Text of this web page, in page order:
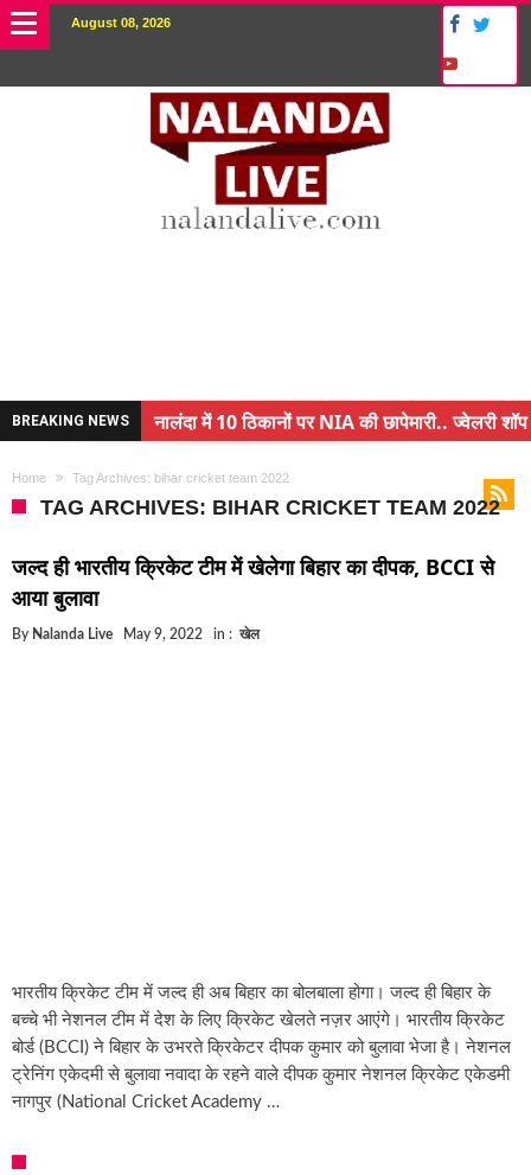
August 08, 2026
BREAKING NEWS
नालंदा में 10 ठिकानों पर NIA की छापेमारी.. ज्वेलरी शॉप
अंचल पदाधिकारी (CO) बर्खास्त.. फर्जीवाड़ा कर पाई थी
बिहार में एक और सिक्स लेन की मंजूरी.. जानिए किन-किन
क्रिकेटर ईशान किशन की शादी फिक्स, गर्लफ्रेंड से होगी
Home Tag Archives: bihar cricket team 2022
TAG ARCHIVES: BIHAR CRICKET TEAM 2022
जल्द ही भारतीय क्रिकेट टीम में खेलेगा बिहार का दीपक, BCCI से
आया बुलावा
By Nalanda Live May 9, 2022 in : खेल
भारतीय क्रिकेट टीम में जल्द ही अब बिहार का बोलबाला होगा। जल्द ही बिहार के
बच्चे भी नेशनल टीम में देश के लिए क्रिकेट खेलते नज़र आएंगे। भारतीय क्रिकेट
बोर्ड (BCCI) ने बिहार के उभरते क्रिकेटर दीपक कुमार को बुलावा भेजा है। नेशनल
ट्रेनिंग एकेदमी से बुलावा नवादा के रहने वाले दीपक कुमार नेशनल क्रिकेट एकेडमी
नागपुर (National Cricket Academy …